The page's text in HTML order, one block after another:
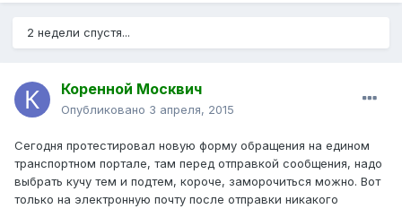
2 недели спустя...
Коренной Москвич
Опубликовано 3 апреля, 2015
Сегодня протестировал новую форму обращения на едином
транспортном портале, там перед отправкой сообщения, надо
выбрать кучу тем и подтем, короче, заморочиться можно. Вот
только на электронную почту после отправки никакого